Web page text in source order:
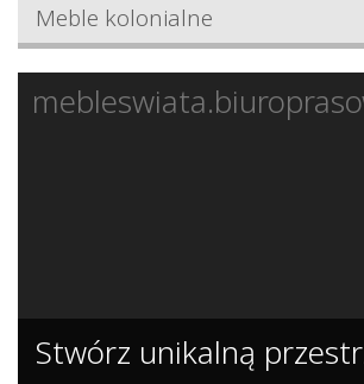
Meble kolonialne
Stwórz unikalną